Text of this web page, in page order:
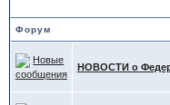
Форум
НОВОСТИ о